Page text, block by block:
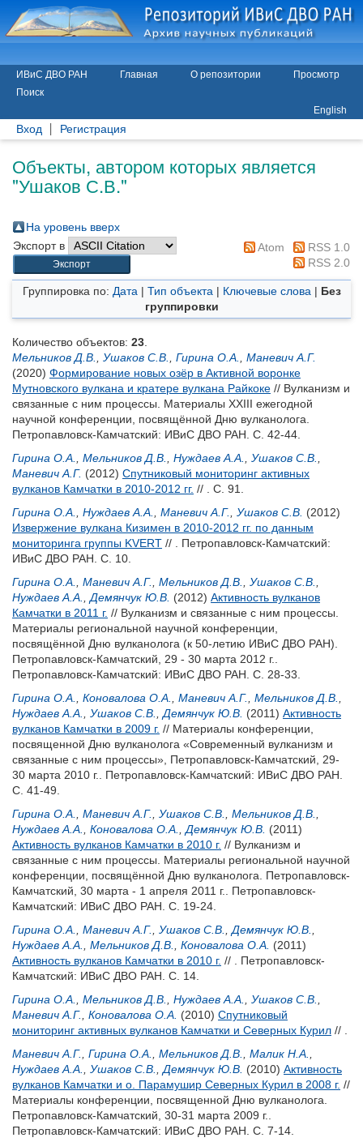
ИВиС ДВО РАН Главная О репозитории
Просмотр
Поиск
English
Вход Регистрация
Объекты, автором которых является
"Ушаков С.В."
На уровень вверх
Экспорт в
Atom
RSS 1.0
RSS 2.0
Группировка по: Дата | Тип объекта | Ключевые слова | Без
группировки
Количество объектов: 23
Мельников Д.В.
Ушаков С.В. Гирина О.А.
Маневич А.Г.
(2020) Формирование новых озёр в Активной воронке
Мутновского вулкана и кратере вулкана Райкоке // Вулканизм и
связанные с ним процессы. Материалы XXIII ежегодной
научной конференции, посвящённой Дню вулканолога.
Петропавловск-Камчатский: ИВиС ДВО РАН. С. 42-44.
Гирина О.А.
Мельников Д.В. Нуждаев А.А. Ушаков С.В.
Маневич А.Г. (2012) Спутниковый мониторинг активных
вулканов Камчатки в 2010-2012 гг. // . С. 91.
Гирина О.А.
Нуждаев А.А. Маневич А.Г. Ушаков С.В. (2012)
Извержение вулкана Кизимен в 2010-2012 гг. по данным
мониторинга группы KVERT // . Петропавловск-Камчатский:
ИВиС ДВО РАН. С. 10.
Гирина О.А.
Маневич А.Г. Мельников Д.В. Ушаков С.В.
Нуждаев А.А.
Демянчук Ю.В. (2012) Активность вулканов
Камчатки в 2011 г. // Вулканизм и связанные с ним процессы.
Материалы региональной научной конференции,
посвящённой Дню вулканолога (к 50-летию ИВиС ДВО РАН).
Петропавловск-Камчатский, 29 - 30 марта 2012 г..
Петропавловск-Камчатский: ИВиС ДВО РАН. С. 28-33.
Гирина О.А.
Коновалова О.А. Маневич А.Г. Мельников Д.В.
Нуждаев А.А.
Ушаков С.В. Демянчук Ю.В. (2011) Активность
вулканов Камчатки в 2009 г. // Материалы конференции,
посвященной Дню вулканолога «Современный вулканизм и
связанные с ним процессы», Петропавловск-Камчатский, 29-
30 марта 2010 г.. Петропавловск-Камчатский: ИВиС ДВО РАН.
С. 41-49.
Гирина О.А.
Маневич А.Г. Ушаков С.В. Мельников Д.В.
Нуждаев А.А.
Коновалова О.А. Демянчук Ю.В. (2011)
Активность вулканов Камчатки в 2010 г. // Вулканизм и
связанные с ним процессы. Материалы региональной научной
конференции, посвящённой Дню вулканолога. Петропавловск-
Камчатский, 30 марта - 1 апреля 2011 г.. Петропавловск-
Камчатский: ИВиС ДВО РАН. С. 19-24.
Гирина О.А.
Маневич А.Г. Ушаков С.В. Демянчук Ю.В.
Нуждаев А.А.
Мельников Д.В. Коновалова О.А. (2011)
Активность вулканов Камчатки в 2010 г. // . Петропавловск-
Камчатский: ИВиС ДВО РАН. С. 14.
Гирина О.А.
Мельников Д.В. Нуждаев А.А. Ушаков С.В.
Маневич А.Г.
Коновалова О.А. (2010) Спутниковый
мониторинг активных вулканов Камчатки и Северных Курил // .
Маневич А.Г.
Гирина О.А. Мельников Д.В. Малик Н.А.
Нуждаев А.А.
Ушаков С.В. Демянчук Ю.В. (2010) Активность
вулканов Камчатки и о. Парамушир Северных Курил в 2008 г. //
Материалы конференции, посвященной Дню вулканолога.
Петропавловск-Камчатский, 30-31 марта 2009 г..
Петропавловск-Камчатский: ИВиС ДВО РАН. С. 7-14.